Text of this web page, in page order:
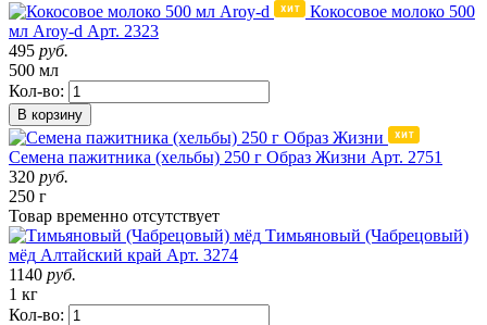
Кокосовое молоко 500
мл Aroy-d Арт. 2323
495 руб.
500 мл
Кол-во:
В корзину
Семена пажитника (хельбы) 250 г Образ Жизни Арт. 2751
320 руб.
250 г
Товар временно отсутствует
Тимьяновый (Чабрецовый)
мёд Алтайский край Арт. 3274
1140 руб.
1 кг
Кол-во: